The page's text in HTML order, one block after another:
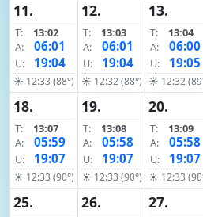
11.
T:
13:02
A:
06:01
U: 19:04
☀ 12:33 (88°)
12.
T:
13:03
A:
06:01
U: 19:04
☀ 12:32 (88°)
13.
T:
13:04
A:
06:00
U: 19:05
☀ 12:32
18.
T:
13:07
A:
05:59
U: 19:07
☀ 12:33 (90°)
19.
T:
13:08
A:
05:58
U: 19:07
☀ 12:33 (90°)
20.
T:
13:09
A:
05:58
U: 19:07
☀ 12:33
25. 26. 27.